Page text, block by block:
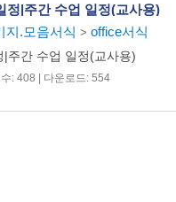
정|주간 수업 일정(교사용)
지.모음서식 > office서식
|주간 수업 일정(교사용)
: 408 | 다운로드: 554